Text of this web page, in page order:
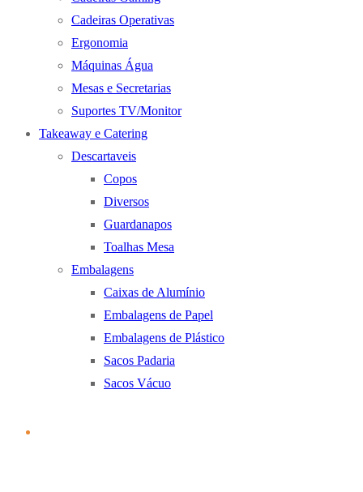
Cadeiras Operativas
Ergonomia
Máquinas Água
Mesas e Secretarias
Suportes TV/Monitor
Takeaway e Catering
Descartaveis
Copos
Diversos
Guardanapos
Toalhas Mesa
Embalagens
Caixas de Alumínio
Embalagens de Papel
Embalagens de Plástico
Sacos Padaria
Sacos Vácuo